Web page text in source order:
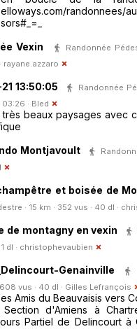
randonnees/
Vexin
Randonnée
rayane.azzaro
13:50:05
Randonnée
03:26 · Bled
beaux paysages avec
Montjavoult
et boisée de
· 15 km · 352 vus · 40 dl ·
de montagny en vexin
dl · christophevaubien
Genainville
vus · 40 dl · Gilles Lefrançois
Amis du Beauvaisis vers
Section d'Amiens à
Partiel de Delincourt à